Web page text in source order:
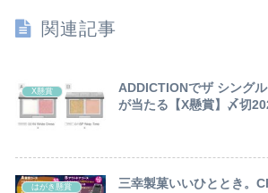
関連記事
X懸賞
ADDICTIONでザ シング
が当たる【X懸賞】〆切
はがき懸賞
三幸製菓いいひととき。